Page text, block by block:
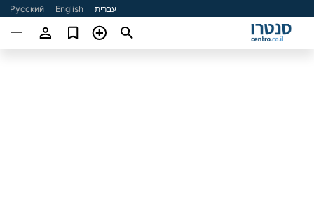
עברית English
Русский